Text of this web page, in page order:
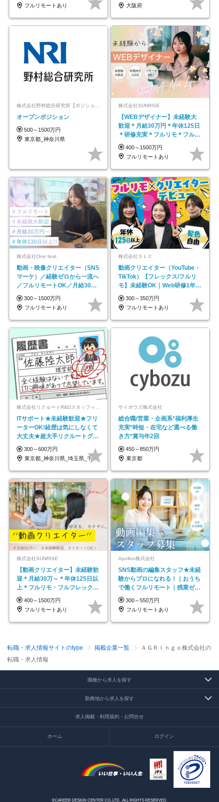
フルリモートあり
大阪府
オープンポジション
500～1500万円
東京都_神奈川県
株式会社SUNRISE
【WEBデザイナー】未経験大
歓迎＊月給30万円＊年休125日
＊研修充実＊フルリモ＊フルフ
レックス＊
400～1500万円
フルリモートあり
株式会社One feat.
動画・映像クリエイター（SNS
マーケ）／経験ゼロから一流へ
／フルリモートOK／月給30万
円～／年休130日以上
300～1500万円
フルリモートあり
株式会社ＯＬＣ
動画クリエイター（YouTube・
TikTok）【フレックス/フルリ
モ】未経験OK｜Web研修1年間
｜副業OK
300～350万円
フルリモートあり
株式会社リクルートR&Dスタッフィング【リクルートグループ】
ITサポート★未経験歓迎★フリ
ーターOK!経歴は気にしなくて
大丈夫★超大手リクルートグル
ープの正社員/sg
300～600万円
東京都_神奈川県_埼玉県_千葉県_大阪府…
サイボウズ株式会社
総合職/営業・企画系*福利厚生
充実*時短・在宅など選べる働
き方*賞与年2回
450～850万円
東京都
株式会社SUNRISE
【動画クリエイター】未経験歓
迎＊月給30万～＊年休125日以
上＊フルリモ・フルフレックス
◆10名の採用が決定◆
400～1500万円
フルリモートあり
Apollon株式会社
SNS動画の編集スタッフ★未経
験からプロになれる！｜おうち
で働くフルリモート｜残業ゼロ
で18時退勤◎
300～550万円
フルリモートあり
転職・求人情報サイトのtype 掲載企業一覧
ＡＧＲＩｎｇｏ株式会社の
転職・求人情報
職種から求人を探す
勤務地から求人を探す
求人掲載・利用規約・お問合せ
ホーム ログイン
©CAREER DESIGN CENTER CO.,LTD. .ALL RIGHTS RESERVED.